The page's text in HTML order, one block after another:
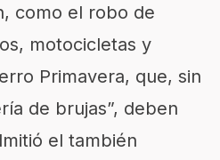
como el robo de
motocicletas y
Primavera, que, sin
de brujas”, deben
el también